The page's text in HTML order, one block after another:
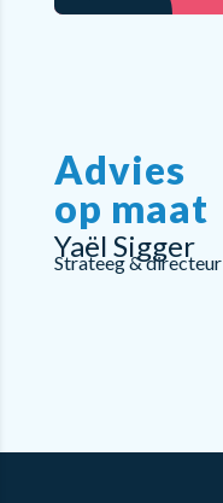
Advies
op maat
Yaël Sigger
Strateeg & directeur